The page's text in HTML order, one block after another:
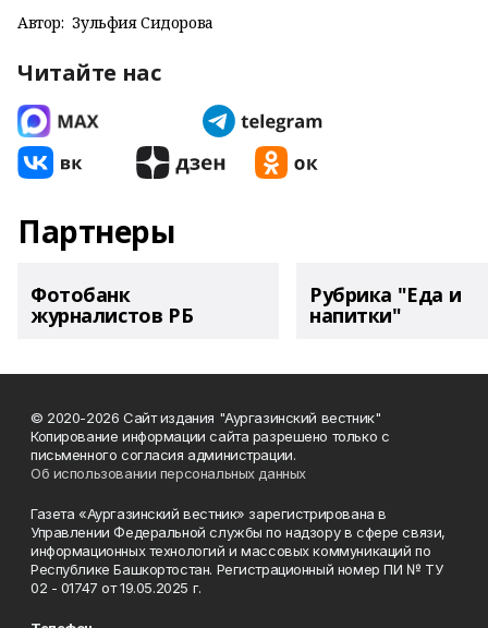
Автор: Зульфия Сидорова
Читайте нас
Партнеры
Фотобанк
журналистов РБ
Рубрика "Еда и
напитки"
© 2020-2026 Сайт издания "Аургазинский вестник"
Копирование информации сайта разрешено только с
письменного согласия администрации.
Об использовании персональных данных
Газета «Аургазинский вестник» зарегистрирована в
Управлении Федеральной службы по надзору в сфере связи,
информационных технологий и массовых коммуникаций по
Республике Башкортостан. Регистрационный номер ПИ № ТУ
02 - 01747 от 19.05.2025 г.